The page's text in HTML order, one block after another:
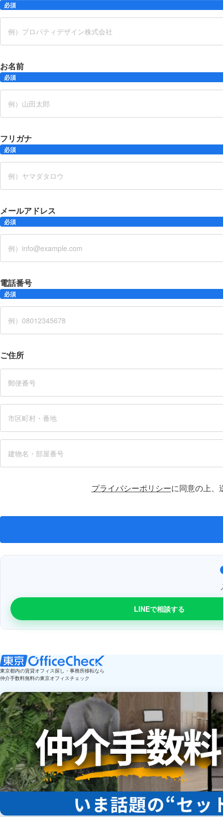
必須
お名前
必須
フリガナ
必須
メールアドレス
必須
電話番号
必須
ご住所
プライバシーポリシーに同意の上、
LINEで相談する
東京都内の賃貸オフィス探し・事務所移転なら
仲介手数料無料の東京オフィスチェック